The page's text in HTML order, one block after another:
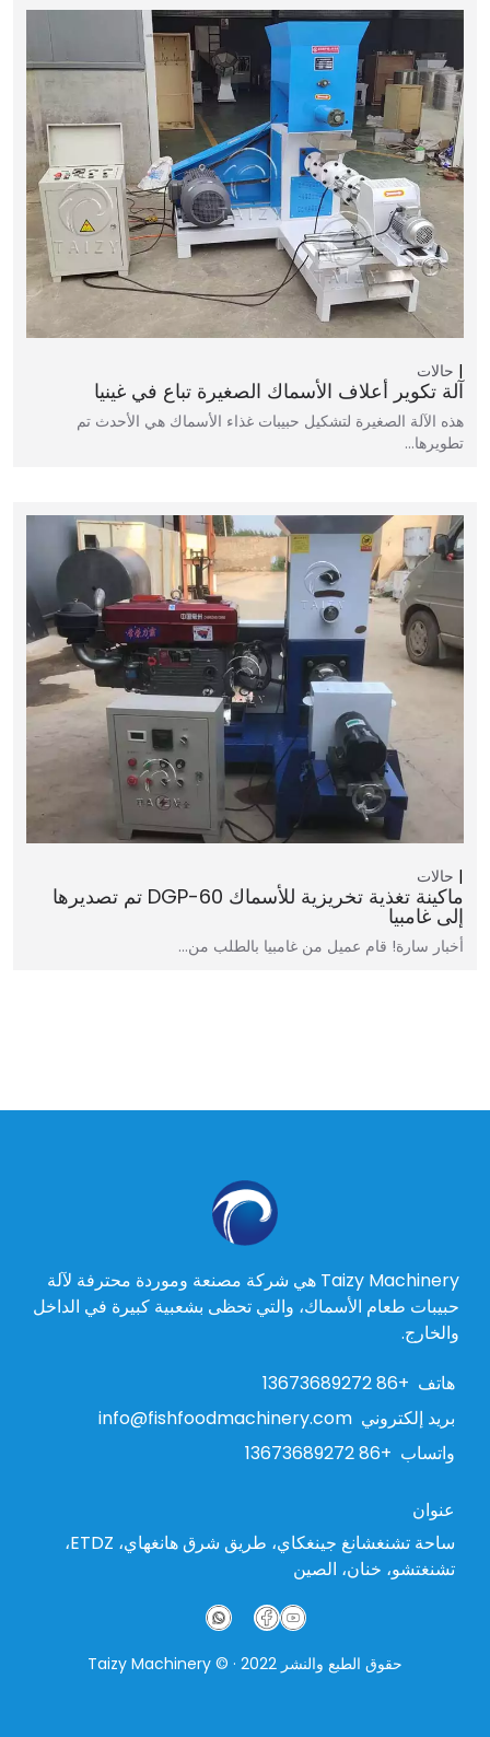
حالات
آلة تكوير أعلاف الأسماك الصغيرة تباع في غينيا
هذه الآلة الصغيرة لتشكيل حبيبات غذاء الأسماك هي الأحدث تم
تطويرها…
حالات
ماكينة تغذية تخريزية للأسماك DGP-60 تم تصديرها
إلى غامبيا
أخبار سارة! قام عميل من غامبيا بالطلب من…
Taizy Machinery هي شركة مصنعة وموردة محترفة لآلة
حبيبات طعام الأسماك، والتي تحظى بشعبية كبيرة في الداخل
والخارج.
هاتف +86 13673689272
بريد إلكتروني info@fishfoodmachinery.com
واتساب +86 13673689272
عنوان
ساحة تشنغشانغ جينغكاي، طريق شرق هانغهاي، ETDZ،
تشنغتشو، خنان، الصين
حقوق الطبع والنشر 2022 · © Taizy Machinery
Whatsapp
Wechat
Chat